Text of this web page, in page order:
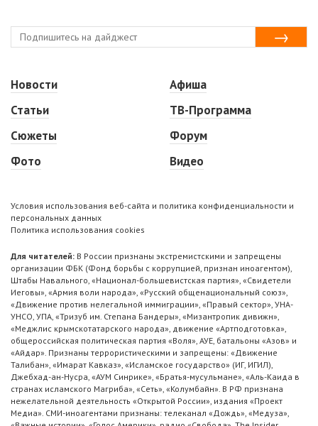
Новости
Статьи
Сюжеты
Фото
Афиша
ТВ-Программа
Форум
Видео
Условия использования веб-сайта и политика конфиденциальности и
персональных данных
Политика использования cookies
Для читателей: В России признаны экстремистскими и запрещены
организации ФБК (Фонд борьбы с коррупцией, признан иноагентом),
Штабы Навального, «Национал-большевистская партия», «Свидетели
Иеговы», «Армия воли народа», «Русский общенациональный союз»,
«Движение против нелегальной иммиграции», «Правый сектор», УНА-
УНСО, УПА, «Тризуб им. Степана Бандеры», «Мизантропик дивижн»,
«Меджлис крымскотатарского народа», движение «Артподготовка»,
общероссийская политическая партия «Воля», АУЕ, батальоны «Азов» и
«Айдар». Признаны террористическими и запрещены: «Движение
Талибан», «Имарат Кавказ», «Исламское государство» (ИГ, ИГИЛ),
Джебхад-ан-Нусра, «АУМ Синрике», «Братья-мусульмане», «Аль-Каида в
странах исламского Магриба», «Сеть», «Колумбайн». В РФ признана
нежелательной деятельность «Открытой России», издания «Проект
Медиа». СМИ-иноагентами признаны: телеканал «Дождь», «Медуза»,